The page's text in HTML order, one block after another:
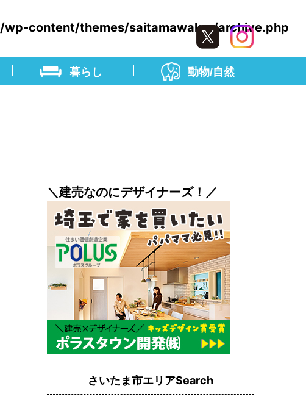
暮らし 動物/自然
content/themes/saitamawaker/archive.php
＼建売なのにデザイナーズ！／
さいたま市エリアSearch